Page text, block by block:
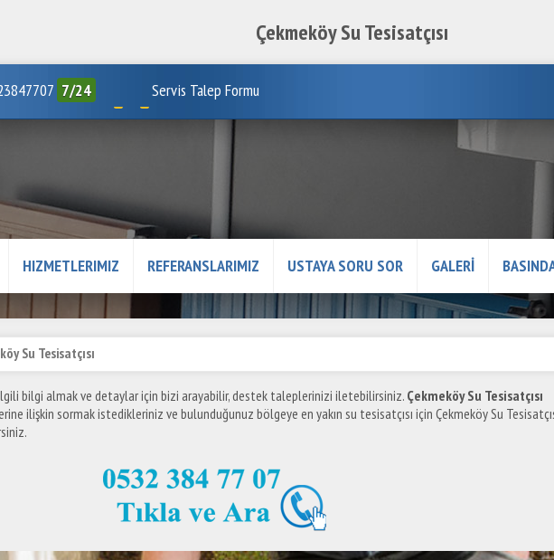
Çekmeköy Su Tesisatçısı
7/24 Servis Talep Formu
HIZMETLERIMIZ REFERANSLARIMIZ USTAYA SORU SOR GALERİ
Su Tesisatçısı
ilgili bilgi almak ve detaylar için bizi arayabilir, destek taleplerinizi iletebilirsiniz. Çekmeköy Su Tesisatçısı
ilişkin sormak istedikleriniz ve bulunduğunuz bölgeye en yakın su tesisatçısı için Çekmeköy Su